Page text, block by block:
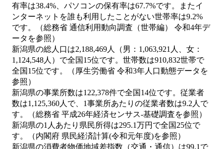
有率は38.4%、パソコンの保有率は67.7%です。またイ
ンターネットを誰も利用したことがない世帯率は9.2%
です。（総務省 通信利用動向調査（世帯編） 令和4年デ
ータを参照）
新潟県の総人口は2,188,469人（男：1,063,921人、女：
1,124,548人）で全国15位です。世帯数は910,832世帯で
全国15位です。（厚生労働省 令和3年人口動態データを
参照）
新潟県の事業所数は122,378件で全国14位です。従業者
数は1,125,360人で、1事業所あたりの従業者数は9.2人で
す。（総務省 平成26年経済センサス‐基礎調査を参照）
新潟県の1人あたり県民所得は295.1万円で全国25位で
す。（内閣府 県民経済計算(令和元年度)を参照）
新潟県の消費者物価地域差指数（交通・通信）は99.1で